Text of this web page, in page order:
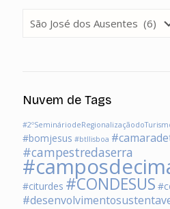
Nuvem de Tags
#bomjesus #btllisboa
#campestredaserra
#citurdes #CONDESUS